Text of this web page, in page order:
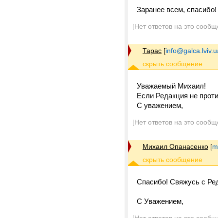
Заранее всем, спасибо!
[Нет ответов на это
Тарас [
Уважаемый Михаил!
Если Редакция не
С уважением,
[Нет ответов на это
Михаил Опанасенко [
Спасибо! Свяжусь с
С Уважением,